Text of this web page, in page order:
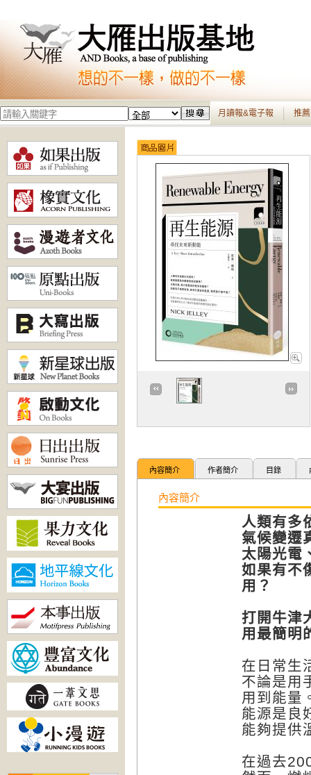
月讀報&電子報 推
內容簡介 作者簡介 目錄
內容簡介
人類有多
氣候變遷
太陽光電
如果有不
用？
打開牛津
用最簡明
在日常生
不論是用
用到能量
能源是良
能夠提供
在過去